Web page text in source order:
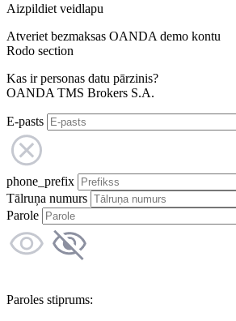
Aizpildiet veidlapu
Atveriet bezmaksas OANDA demo kontu
Rodo section
Kas ir personas datu pārzinis?
OANDA TMS Brokers S.A.
E-pasts
phone_prefix
Tālruņa numurs
Parole
Paroles stiprums: